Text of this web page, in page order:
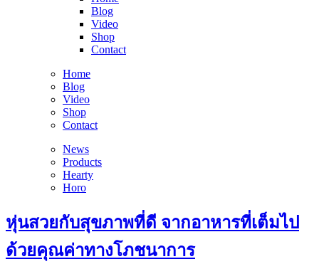
Blog
Video
Shop
Contact
Home
Blog
Video
Shop
Contact
News
Products
Hearty
Horo
หุ่นสวยกับสุขภาพที่ดี จากอาหารที่เต็มไป
ด้วยคุณค่าทางโภชนาการ